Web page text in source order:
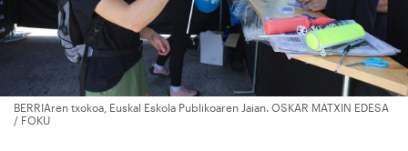
BERRIAren txokoa, Euskal Eskola Publikoaren Jaian. OSKAR MATXIN EDESA
/ FOKU